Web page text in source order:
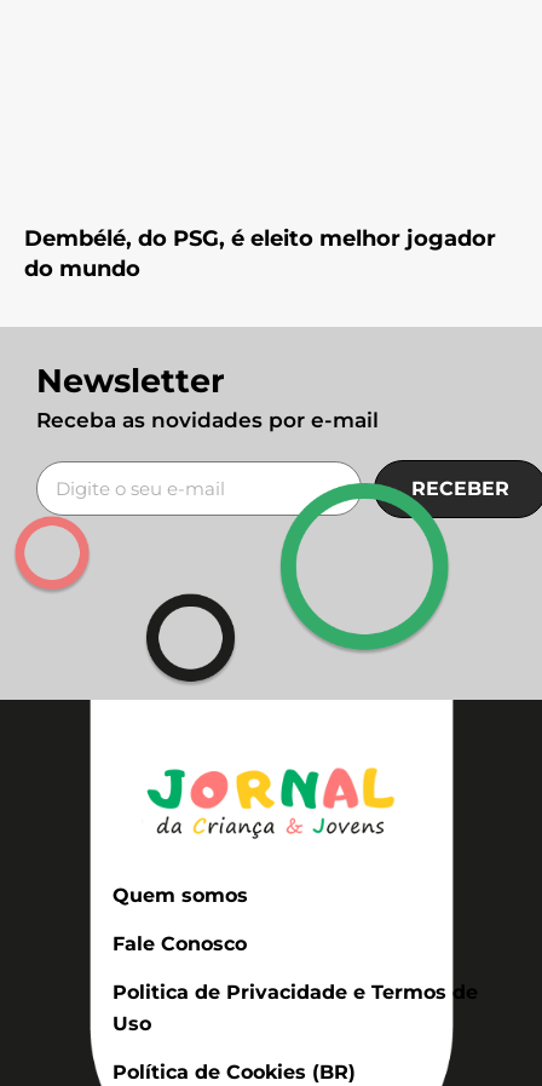
Dembélé, do PSG, é eleito melhor jogador
do mundo
Newsletter
Receba as novidades por e-mail
RECEBER
Quem somos
Fale Conosco
Politica de Privacidade e Termos de
Uso
Política de Cookies (BR)